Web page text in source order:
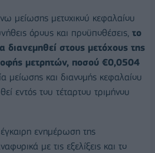
μείωσης μετοχικού κεφαλαίου
όρους και προϋποθέσεις, το
στους μετόχους της
μετρητών, ποσού €0,0504
μείωσης και διανομής κεφαλαίου
εντός του τέταρτου τριμήνου
ενημέρωση της
με τις εξελίξεις και το